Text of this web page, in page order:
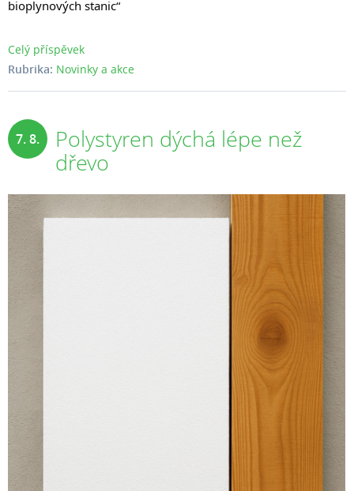
bioplynových stanic“
Celý příspěvek
Rubrika: Novinky a akce
7. 8.
Polystyren dýchá lépe než
dřevo